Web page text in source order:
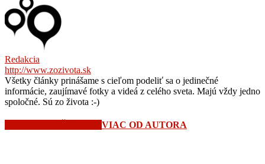
Redakcia
http://www.zozivota.sk
Všetky články prinášame s cieľom podeliť sa o jedinečné
informácie, zaujímavé fotky a videá z celého sveta. Majú vždy jedno
spoločné. Sú zo života :-)
VIAC OD AUTORA